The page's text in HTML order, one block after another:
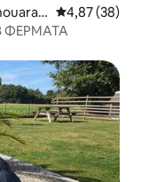
Средна
4,87 (38)
ФЕРМАТА